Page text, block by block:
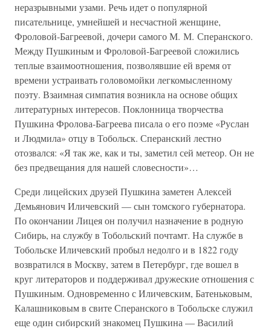
неразрывными узами. Речь идет о популярной
писательнице, умнейшей и несчастной женщине,
Фроловой-Багреевой, дочери самого М. М. Сперанского.
Между Пушкиным и Фроловой-Багреевой сложились
теплые взаимоотношения, позволявшие ей время от
времени устраивать головомойки легкомысленному
поэту. Взаимная симпатия возникла на основе общих
литературных интересов. Поклонница творчества
Пушкина Фролова-Багреева писала о его поэме «Руслан
и Людмила» отцу в Тобольск. Сперанский лестно
отозвался: «Я так же, как и ты, заметил сей метеор. Он не
без предвещания для нашей словесности»…
Среди лицейских друзей Пушкина заметен Алексей
Демьянович Иличевский — сын томского губернатора.
По окончании Лицея он получил назначение в родную
Сибирь, на службу в Тобольский почтамт. На службе в
Тобольске Иличевский пробыл недолго и в 1822 году
возвратился в Москву, затем в Петербург, где вошел в
круг литераторов и поддерживал дружеские отношения с
Пушкиным. Одновременно с Иличевским, Батеньковым,
Калашниковым в свите Сперанского в Тобольске служил
еще один сибирский знакомец Пушкина — Василий